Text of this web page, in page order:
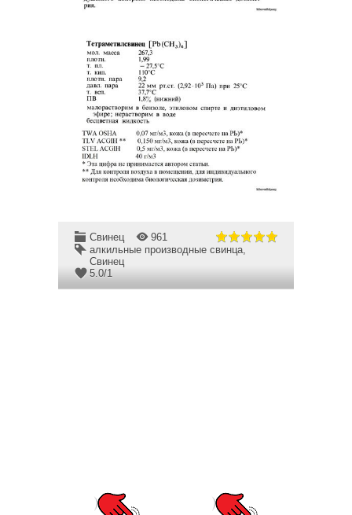
Свинец
961
алкильные производные свинца,
Свинец
5.0/1